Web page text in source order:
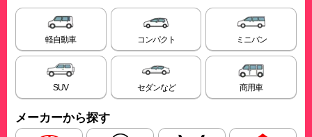
軽自動車 コンパクト ミニバン
SUV セダンなど 商用車
メーカーから探す